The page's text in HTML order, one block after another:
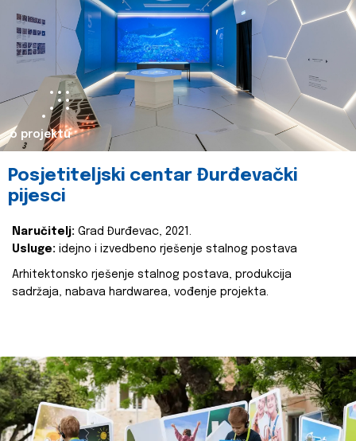
o projektu
Posjetiteljski centar Đurđevački
pijesci
Naručitelj: Grad Đurđevac, 2021.
Usluge: idejno i izvedbeno rješenje stalnog postava
Arhitektonsko rješenje stalnog postava, produkcija
sadržaja, nabava hardwarea, vođenje projekta.